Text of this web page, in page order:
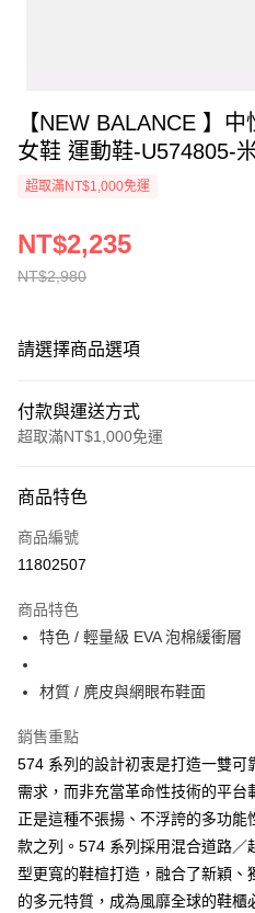
【NEW BALANCE 】中性款 NB 574 休
女鞋 運動鞋-U574805-
超取滿NT$1,000免運
NT$2,980
NT$2,235
請選擇商品選項
付款與運送方式
超取滿NT$1,000免運
信用卡一次付款
超商取貨付款
運送方式
全家取貨付款
每筆NT$60，滿NT$1,000(含以上)
宅配
每筆NT$80，滿NT$1,000(含以上)
商品特色
商品編號
11802507
商品特色
特色 / 輕量級 EVA 泡棉緩衝層
材質 / 麂皮與網眼布鞋面
銷售重點
574 系列的設計初衷是打造一雙可
需求，而非充當革命性技術的平台
正是這種不張揚、不浮誇的多功
款之列。574 系列採用混合道路／
型更寬的鞋楦打造，融合了新穎
的多元特質，成為風靡全球的鞋櫃